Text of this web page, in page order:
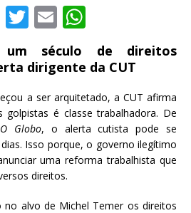
F
a
c
b
o
o
k
T
w
it
te
r
E
m
ai
h
at
A
p
p
um século de direitos
dirigente da CUT
a ser arquitetado, a CUT afirma
é classe trabalhadora. De
O Globo, o alerta cutista pode se
Isso porque, o governo ilegítimo
uma reforma trabalhista que
direitos.
no alvo de Michel Temer os direitos